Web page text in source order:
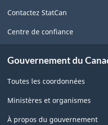
ce
site
Contactez StatCan
Centre de confiance
Gouvernement du
Toutes les coordonnées
Ministères et organismes
À propos du gouvernement